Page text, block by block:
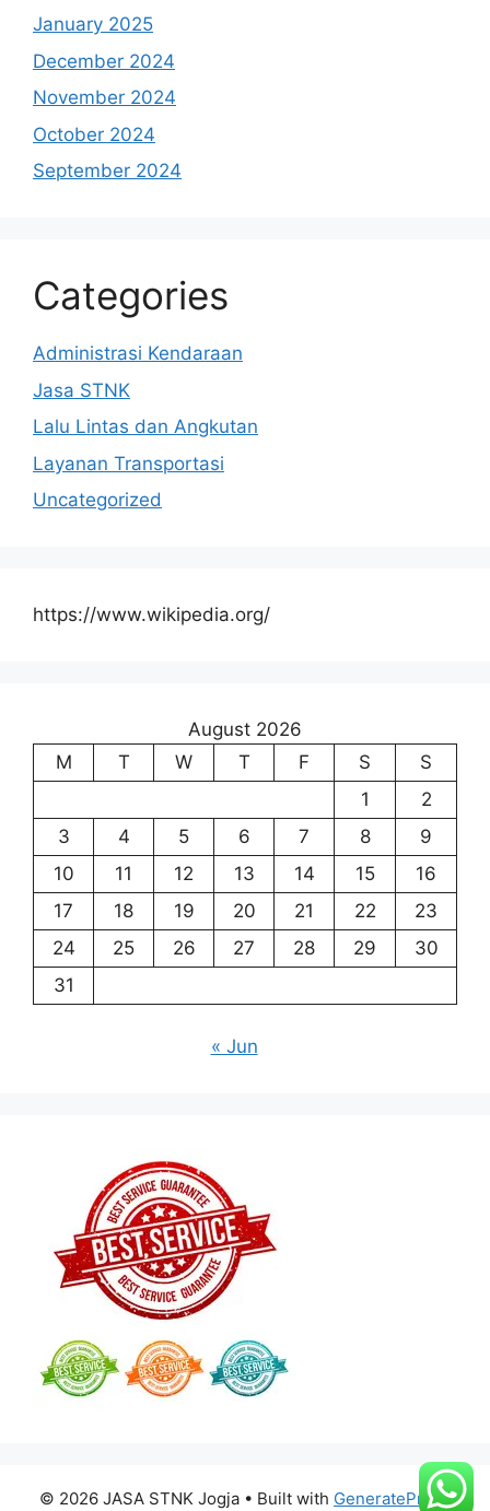
January 2025
December 2024
November 2024
October 2024
September 2024
Categories
Administrasi Kendaraan
Jasa STNK
Lalu Lintas dan Angkutan
Layanan Transportasi
Uncategorized
https://www.wikipedia.org/
August 2026
M
T W T F S
S
1
2
3
4 5 6 7 8
9
10
11 12 13 14 15
16
17
18 19 20 21 22
23
24
25 26 27 28 29
30
31
« Jun
© 2026 JASA STNK Jogja • Built with GeneratePress